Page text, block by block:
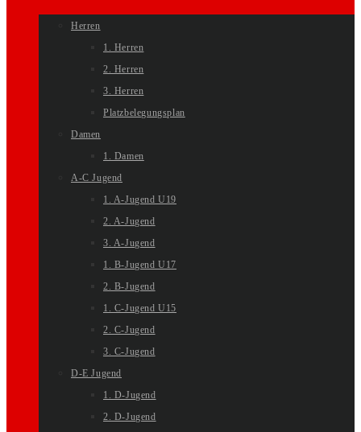
Herren
1. Herren
2. Herren
3. Herren
Platzbelegungsplan
Damen
1. Damen
A-C Jugend
1. A-Jugend U19
2. A-Jugend
3. A-Jugend
1. B-Jugend U17
2. B-Jugend
1. C-Jugend U15
2. C-Jugend
3. C-Jugend
D-E Jugend
1. D-Jugend
2. D-Jugend